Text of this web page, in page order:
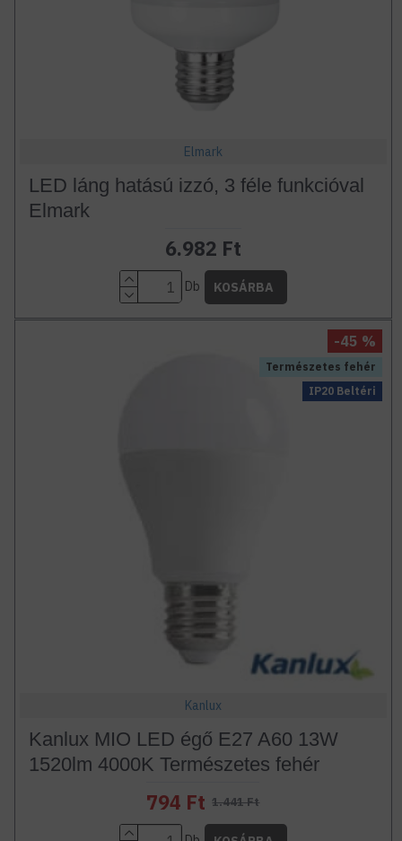
Elmark
LED láng hatású izzó, 3 féle funkcióval
Elmark
6.982 Ft
Db KOSÁRBA
Természetes fehér
IP20 Beltéri
-45 %
Kanlux
Kanlux MIO LED égő E27 A60 13W
1520lm 4000K Természetes fehér
794 Ft 1.441 Ft